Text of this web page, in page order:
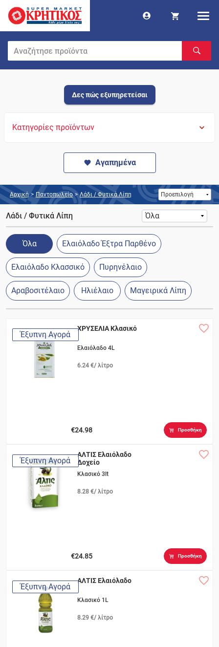
Δες πώς εξυπηρετείσαι
Κατηγορίες προϊόντων
Αγαπημένα
Αρχική > Παντοπωλείο > Λάδι / Φυτικά Λίπη
Λάδι / Φυτικά Λίπη
Όλα Ελαιόλαδο Έξτρα Παρθένο
Ελαιόλαδο Κλασσικό Πυρηνέλαιο
Αραβοσιτέλαιο Ηλιέλαιο Μαγειρικά Λίπη
Έξυπνη Αγορά
ΧΡΥΣΕΛΙΑ Κλασικό
Ελαιόλαδο 4L
6.24 €/ λίτρο
€24.98 Προσθήκη
Έξυπνη Αγορά
ΑΛΤΙΣ Ελαιόλαδο
Δοχείο
Κλασικό 3lt
8.28 €/ λίτρο
€24.85 Προσθήκη
Έξυπνη Αγορά
ΑΛΤΙΣ Ελαιόλαδο
Κλασικό 1L
8.29 €/ λίτρο